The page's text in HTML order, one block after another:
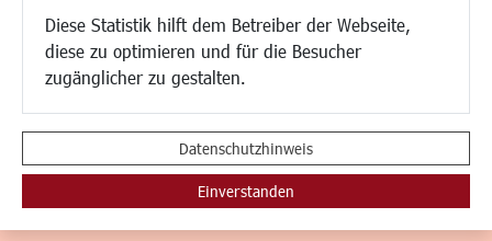
Diese Statistik hilft dem Betreiber der Webseite,
diese zu optimieren und für die Besucher
zugänglicher zu gestalten.
Datenschutzhinweis
Einverstanden
Hotels/Unterkünfte
Gastronomie
Kunstszene
Vereine und Institutionen